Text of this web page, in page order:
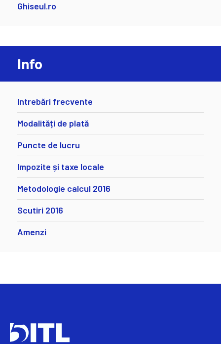
Ghiseul.ro
Info
Intrebări frecvente
Modalități de plată
Puncte de lucru
Impozite și taxe locale
Metodologie calcul 2016
Scutiri 2016
Amenzi